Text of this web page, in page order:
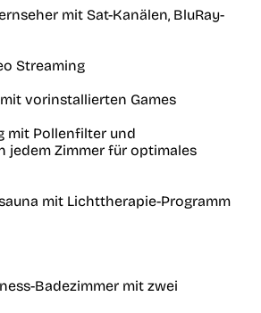
mit Sat-Kanälen, BluRay-
Streaming
vorinstallierten Games
mit Pollenfilter und
jedem Zimmer für optimales
mit Lichttherapie-Programm
Badezimmer mit zwei